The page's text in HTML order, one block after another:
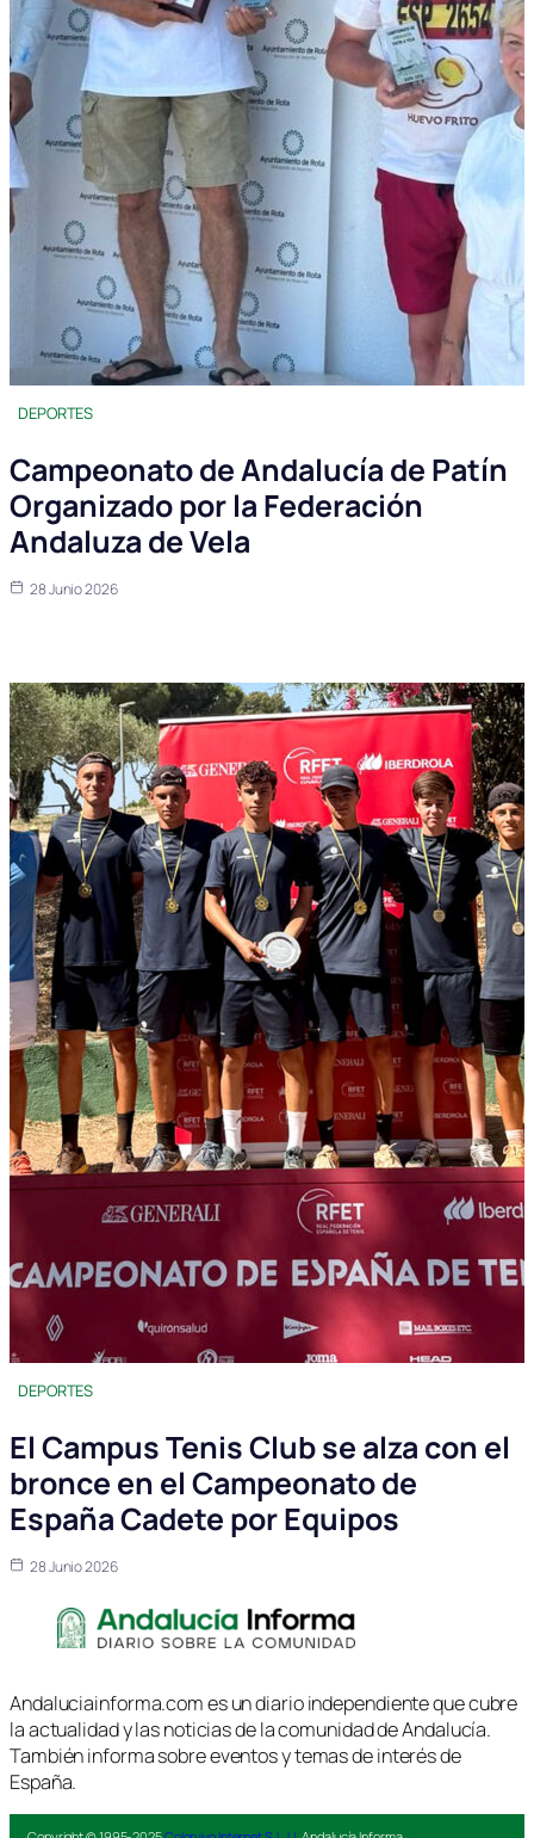
DEPORTES
Campeonato de Andalucía de Patín
Organizado por la Federación
Andaluza de Vela
28 Junio 2026
DEPORTES
El Campus Tenis Club se alza con el
bronce en el Campeonato de
España Cadete por Equipos
28 Junio 2026
Andaluciainforma.com es un diario independiente que cubre
la actualidad y las noticias de la comunidad de Andalucía.
También informa sobre eventos y temas de interés de
España.